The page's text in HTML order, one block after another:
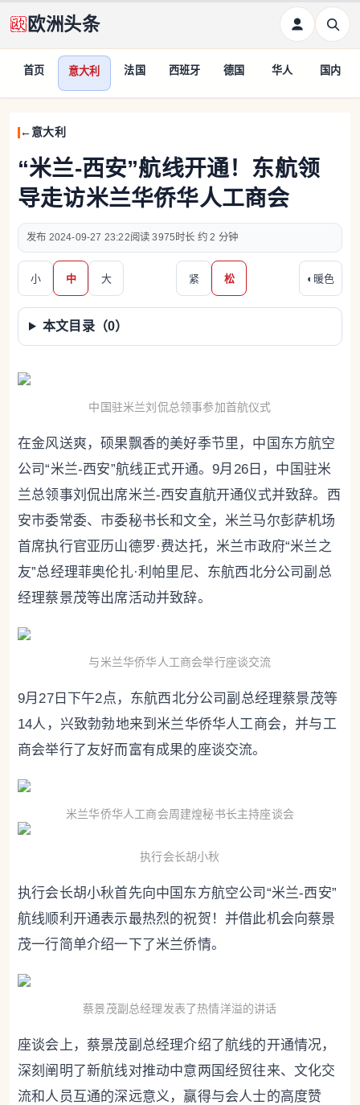
欧洲头条
首页 意大利 法国 西班牙 德国 华人 国内
意大利
“米兰-西安”航线开通！东航领
导走访米兰华侨华人工商会
2024-09-27 23:22 3975 约 2 分钟
小 中 大 紧 松 ◐ 暖色
本文目录（0）
中国驻米兰刘侃总领事参加首航仪式
在金风送爽，硕果飘香的美好季节里，中国东方航空
公司“米兰-西安”航线正式开通。9月26日，中国驻米
兰总领事刘侃出席米兰-西安直航开通仪式并致辞。西
安市委常委、市委秘书长和文全，米兰马尔彭萨机场
首席执行官亚历山德罗·费达托，米兰市政府“米兰之
友”总经理菲奥伦扎·利帕里尼、东航西北分公司副总
经理蔡景茂等出席活动并致辞。
与米兰华侨华人工商会举行座谈交流
9月27日下午2点，东航西北分公司副总经理蔡景茂等
14人，兴致勃勃地来到米兰华侨华人工商会，并与工
商会举行了友好而富有成果的座谈交流。
米兰华侨华人工商会周建煌秘书长主持座谈会
执行会长胡小秋
执行会长胡小秋首先向中国东方航空公司“米兰-西安”
航线顺利开通表示最热烈的祝贺！并借此机会向蔡景
茂一行简单介绍一下了米兰侨情。
蔡景茂副总经理发表了热情洋溢的讲话
座谈会上，蔡景茂副总经理介绍了航线的开通情况，
深刻阐明了新航线对推动中意两国经贸往来、文化交
流和人员互通的深远意义，赢得与会人士的高度赞